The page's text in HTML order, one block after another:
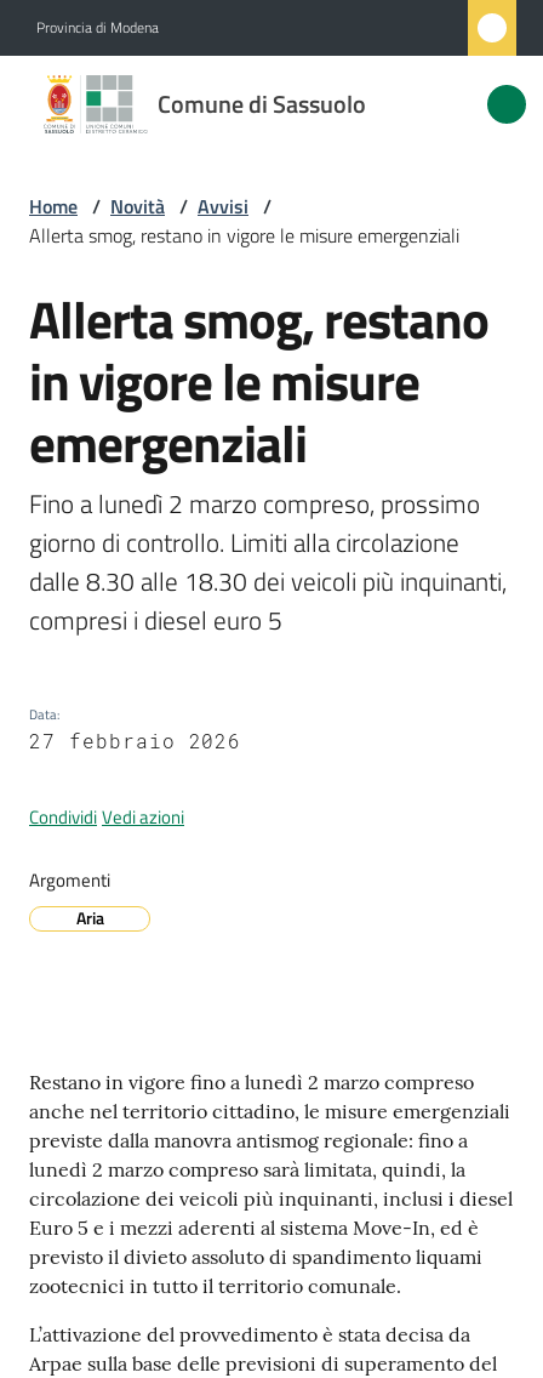
Provincia di Modena
Comune di Sassuolo
Comune
di
Novità
Servizi
Vivere
Sassuolo
e
r
a
e
t
e
s
i
t
S
a
s
s
u
o
l
Home / Novità / Avvisi /
Allerta smog, restano in vigore le misure emergenziali
Salta al contenuto
Allerta smog, restano
in vigore le misure
emergenziali
Fino a lunedì 2 marzo compreso, prossimo
giorno di controllo. Limiti alla circolazione
dalle 8.30 alle 18.30 dei veicoli più inquinanti,
compresi i diesel euro 5
Data:
27 febbraio 2026
CondividiVedi azioni
Argomenti
Aria
Contenuto
Restano in vigore fino a lunedì 2 marzo compreso
anche nel territorio cittadino, le misure emergenziali
previste dalla manovra antismog regionale: fino a
lunedì 2 marzo compreso sarà limitata, quindi, la
circolazione dei veicoli più inquinanti, inclusi i diesel
Euro 5 e i mezzi aderenti al sistema Move-In, ed è
previsto il divieto assoluto di spandimento liquami
zootecnici in tutto il territorio comunale.
L’attivazione del provvedimento è stata decisa da
Arpae sulla base delle previsioni di superamento del